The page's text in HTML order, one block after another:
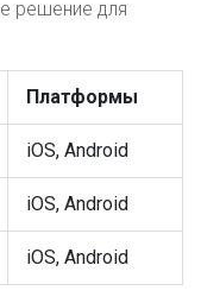
решение для
Платформы
iOS, Android
iOS, Android
iOS, Android